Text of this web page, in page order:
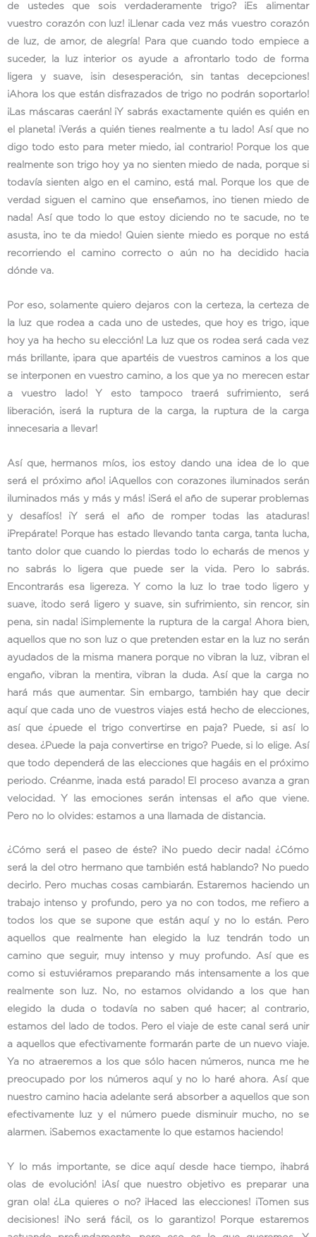
de ustedes que sois verdaderamente trigo? ¡Es alimentar
vuestro corazón con luz! ¡Llenar cada vez más vuestro corazón
de luz, de amor, de alegría! Para que cuando todo empiece a
suceder, la luz interior os ayude a afrontarlo todo de forma
ligera y suave, ¡sin desesperación, sin tantas decepciones!
¡Ahora los que están disfrazados de trigo no podrán soportarlo!
¡Las máscaras caerán! ¡Y sabrás exactamente quién es quién en
el planeta! ¡Verás a quién tienes realmente a tu lado! Así que no
digo todo esto para meter miedo, ¡al contrario! Porque los que
realmente son trigo hoy ya no sienten miedo de nada, porque si
todavía sienten algo en el camino, está mal. Porque los que de
verdad siguen el camino que enseñamos, ¡no tienen miedo de
nada! Así que todo lo que estoy diciendo no te sacude, no te
asusta, ¡no te da miedo! Quien siente miedo es porque no está
recorriendo el camino correcto o aún no ha decidido hacia
dónde va.
Por eso, solamente quiero dejaros con la certeza, la certeza de
la luz que rodea a cada uno de ustedes, que hoy es trigo, ¡que
hoy ya ha hecho su elección! La luz que os rodea será cada vez
más brillante, ¡para que apartéis de vuestros caminos a los que
se interponen en vuestro camino, a los que ya no merecen estar
a vuestro lado! Y esto tampoco traerá sufrimiento, será
liberación, ¡será la ruptura de la carga, la ruptura de la carga
innecesaria a llevar!
Así que, hermanos míos, ¡os estoy dando una idea de lo que
será el próximo año! ¡Aquellos con corazones iluminados serán
iluminados más y más y más! ¡Será el año de superar problemas
y desafíos! ¡Y será el año de romper todas las ataduras!
¡Prepárate! Porque has estado llevando tanta carga, tanta lucha,
tanto dolor que cuando lo pierdas todo lo echarás de menos y
no sabrás lo ligera que puede ser la vida. Pero lo sabrás.
Encontrarás esa ligereza. Y como la luz lo trae todo ligero y
suave, ¡todo será ligero y suave, sin sufrimiento, sin rencor, sin
pena, sin nada! ¡Simplemente la ruptura de la carga! Ahora bien,
aquellos que no son luz o que pretenden estar en la luz no serán
ayudados de la misma manera porque no vibran la luz, vibran el
engaño, vibran la mentira, vibran la duda. Así que la carga no
hará más que aumentar. Sin embargo, también hay que decir
aquí que cada uno de vuestros viajes está hecho de elecciones,
así que ¿puede el trigo convertirse en paja? Puede, si así lo
desea. ¿Puede la paja convertirse en trigo? Puede, si lo elige. Así
que todo dependerá de las elecciones que hagáis en el próximo
periodo. Créanme, ¡nada está parado! El proceso avanza a gran
velocidad. Y las emociones serán intensas el año que viene.
Pero no lo olvides: estamos a una llamada de distancia.
¿Cómo será el paseo de éste? ¡No puedo decir nada! ¿Cómo
será la del otro hermano que también está hablando? No puedo
decirlo. Pero muchas cosas cambiarán. Estaremos haciendo un
trabajo intenso y profundo, pero ya no con todos, me refiero a
todos los que se supone que están aquí y no lo están. Pero
aquellos que realmente han elegido la luz tendrán todo un
camino que seguir, muy intenso y muy profundo. Así que es
como si estuviéramos preparando más intensamente a los que
realmente son luz. No, no estamos olvidando a los que han
elegido la duda o todavía no saben qué hacer; al contrario,
estamos del lado de todos. Pero el viaje de este canal será unir
a aquellos que efectivamente formarán parte de un nuevo viaje.
Ya no atraeremos a los que sólo hacen números, nunca me he
preocupado por los números aquí y no lo haré ahora. Así que
nuestro camino hacia adelante será absorber a aquellos que son
efectivamente luz y el número puede disminuir mucho, no se
alarmen. ¡Sabemos exactamente lo que estamos haciendo!
Y lo más importante, se dice aquí desde hace tiempo, ¡habrá
olas de evolución! ¡Así que nuestro objetivo es preparar una
gran ola! ¿La quieres o no? ¡Haced las elecciones! ¡Tomen sus
decisiones! ¡No será fácil, os lo garantizo! Porque estaremos